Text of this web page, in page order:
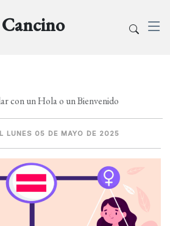
con un Hola o un Bienvenido
LUNES 05 DE MAYO DE 2025